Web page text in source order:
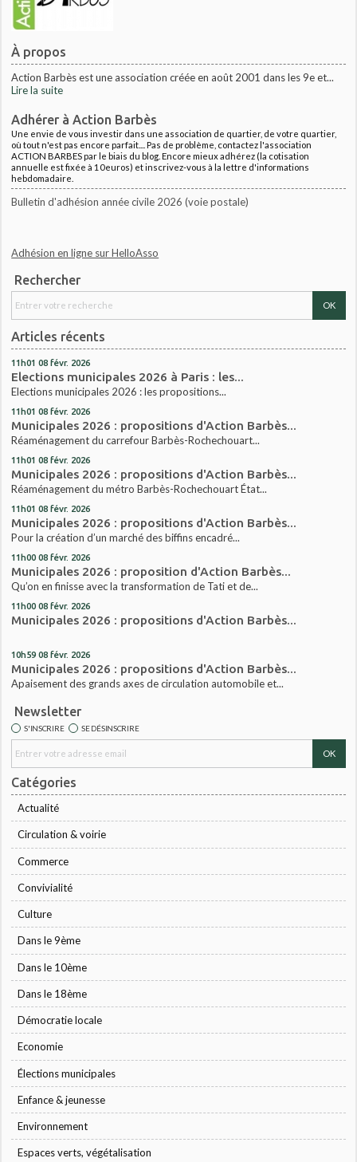
À propos
Action Barbès est une association créée en août 2001 dans les 9e et...
Lire la suite
Adhérer à Action Barbès
Une envie de vous investir dans une association de quartier, de votre quartier,
où tout n'est pas encore parfait.... Pas de problème, contactez l'association
ACTION BARBES par le biais du blog. Encore mieux adhérez (la cotisation
annuelle est fixée à 10euros) et inscrivez-vous à la lettre d'informations
hebdomadaire.
Bulletin d'adhésion année civile 2026 (voie postale)
Adhésion en ligne sur HelloAsso
Rechercher
Articles récents
11h01 08 févr. 2026
Elections municipales 2026 à Paris : les...
Elections municipales 2026 : les propositions...
11h01 08 févr. 2026
Municipales 2026 : propositions d'Action Barbès...
Réaménagement du carrefour Barbès-Rochechouart...
11h01 08 févr. 2026
Municipales 2026 : propositions d'Action Barbès...
Réaménagement du métro Barbès-Rochechouart État...
11h01 08 févr. 2026
Municipales 2026 : propositions d'Action Barbès...
Pour la création d’un marché des biffins encadré...
11h00 08 févr. 2026
Municipales 2026 : proposition d'Action Barbès...
Qu’on en finisse avec la transformation de Tati et de...
11h00 08 févr. 2026
Municipales 2026 : propositions d'Action Barbès...
10h59 08 févr. 2026
Municipales 2026 : propositions d'Action Barbès...
Apaisement des grands axes de circulation automobile et...
Newsletter
S'INSCRIRE SE DÉSINSCRIRE
Catégories
Actualité
Circulation & voirie
Commerce
Convivialité
Culture
Dans le 9ème
Dans le 10ème
Dans le 18ème
Démocratie locale
Economie
Élections municipales
Enfance & jeunesse
Environnement
Espaces verts, végétalisation